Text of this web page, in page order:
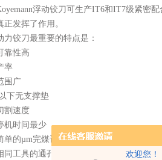
欢迎您！
浮动铰刀可生产IT6和IT7级紧密
正发挥了作用。
力铰刀最重要的特点是：
靠性高
率
围广
下无支撑垫
割速度
机时间最少
单的µm完煤设置
同工具的通孔和盲孔